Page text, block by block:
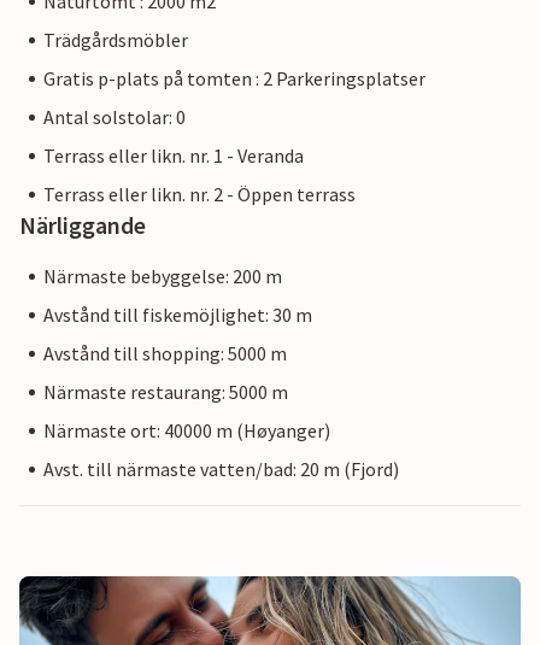
Trädgårdsmöbler
Gratis p-plats på tomten : 2 Parkeringsplatser
Antal solstolar: 0
Terrass eller likn. nr. 1 - Veranda
Terrass eller likn. nr. 2 - Öppen terrass
Närliggande
Närmaste bebyggelse: 200 m
Avstånd till fiskemöjlighet: 30 m
Avstånd till shopping: 5000 m
Närmaste restaurang: 5000 m
Närmaste ort: 40000 m (Høyanger)
Avst. till närmaste vatten/bad: 20 m (Fjord)